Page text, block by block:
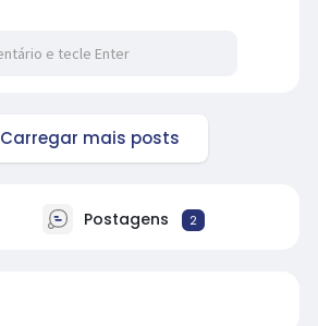
Carregar mais posts
Postagens 2